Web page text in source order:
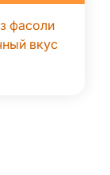
фасоли
вкус